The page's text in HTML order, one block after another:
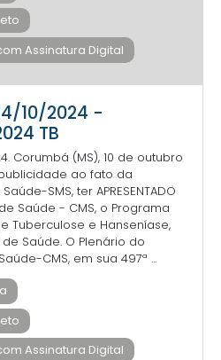
Assinatura Digital
10/2024 -
TB
Corumbá (MS), 10 de outubro
ao fato da
SMS, ter APRESENTADO
Saúde - CMS, o Programa
Tuberculose e Hanseníase,
Saúde. O Plenário do
CMS, em sua 497ª ...
Assinatura Digital